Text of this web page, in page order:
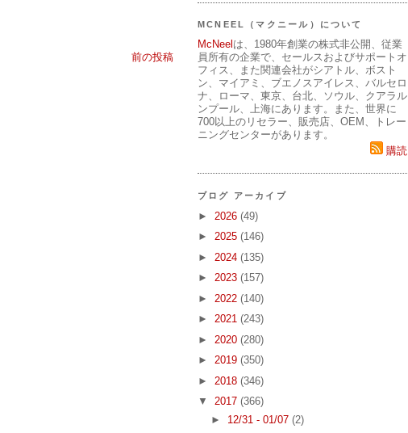
前の投稿
MCNEEL（マクニール）について
McNeelは、1980年創業の株式非公開、従業
員所有の企業で、セールスおよびサポートオ
フィス、また関連会社がシアトル、ボスト
ン、マイアミ、ブエノスアイレス、バルセロ
ナ、ローマ、東京、台北、ソウル、クアラル
ンプール、上海にあります。また、世界に
700以上のリセラー、販売店、OEM、トレー
ニングセンターがあります。
購読
ブログ アーカイブ
► 2026 (49)
► 2025 (146)
► 2024 (135)
► 2023 (157)
► 2022 (140)
► 2021 (243)
► 2020 (280)
► 2019 (350)
► 2018 (346)
▼ 2017 (366)
► 12/31 - 01/07 (2)